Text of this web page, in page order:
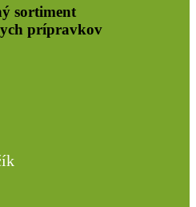
sortiment
prípravkov